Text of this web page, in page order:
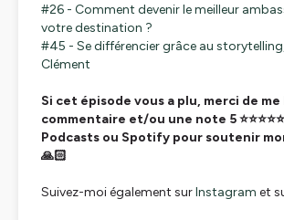
#26 - Comment devenir le meilleur
votre destination ?
#45 - Se différencier grâce au
Clément
Si cet épisode vous a plu, merci de me
commentaire et/ou une note 5
Podcasts ou Spotify pour soutenir
🙏🏻
Suivez-moi également surInstagram et